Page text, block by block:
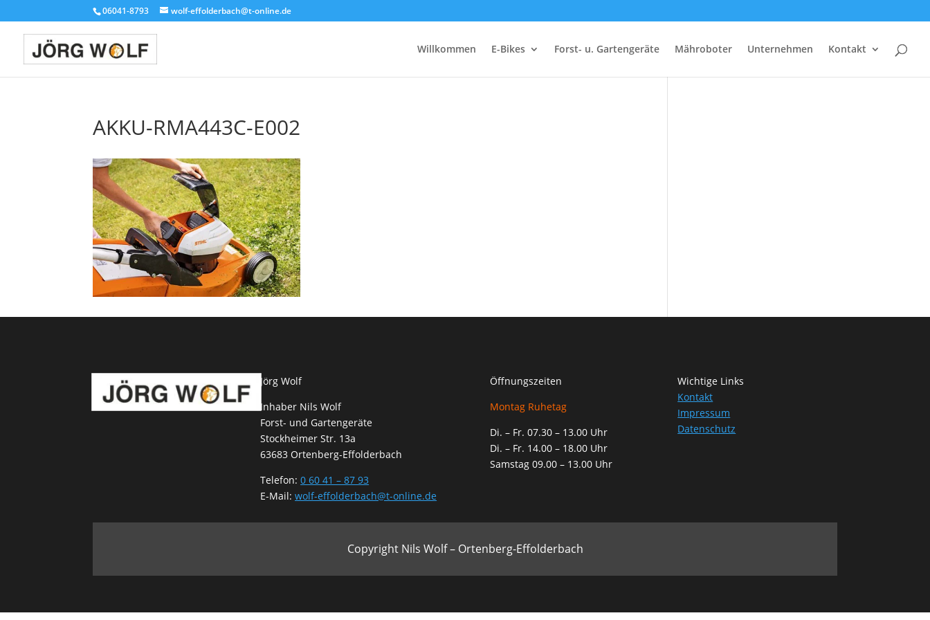
06041-8793 wolf-effolderbach@t-online.de
Willkommen E-Bikes Forst- u. Gartengeräte Mähroboter Unternehmen Kontakt
AKKU-RMA443C-E002
Jörg Wolf
Inhaber Nils Wolf
Forst- und Gartengeräte
Stockheimer Str. 13a
63683 Ortenberg-Effolderbach
Telefon:0 60 41 – 87 93
E-Mail:wolf-effolderbach@t-online.de
Öffnungszeiten
Montag Ruhetag
Di. – Fr. 07.30 – 13.00 Uhr
Di. – Fr. 14.00 – 18.00 Uhr
Samstag 09.00 – 13.00 Uhr
Wichtige Links
Kontakt
Impressum
Datenschutz
Copyright Nils Wolf – Ortenberg-Effolderbach